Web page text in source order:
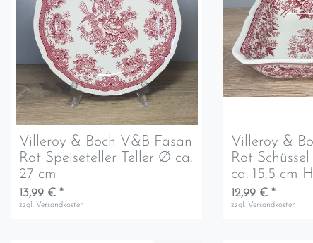
Villeroy & Boch V&B Fasan
Rot Speiseteller Teller Ø ca.
27 cm
13,99 € *
zzgl. Versandkosten
Villeroy &
Rot
ca. 15,5 cm
12,99 € *
zzgl. Versandkosten